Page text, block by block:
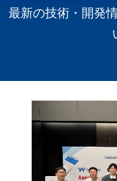
最新の技術・開発